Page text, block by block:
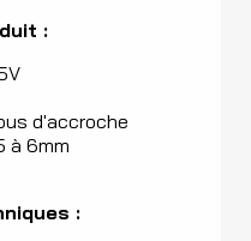
:
d'accroche
à 6mm
: